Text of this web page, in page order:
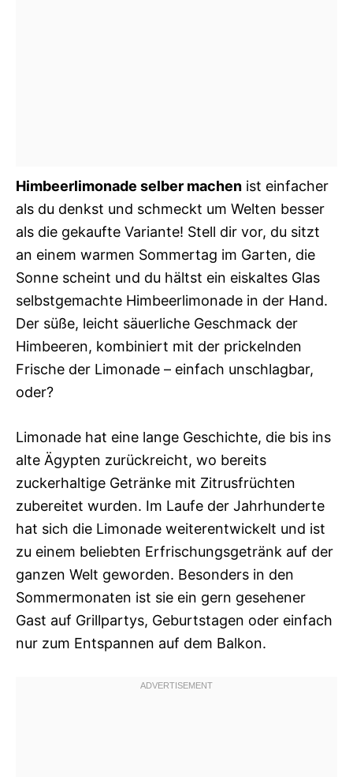
Himbeerlimonade selber machen ist einfacher
als du denkst und schmeckt um Welten besser
als die gekaufte Variante! Stell dir vor, du sitzt
an einem warmen Sommertag im Garten, die
Sonne scheint und du hältst ein eiskaltes Glas
selbstgemachte Himbeerlimonade in der Hand.
Der süße, leicht säuerliche Geschmack der
Himbeeren, kombiniert mit der prickelnden
Frische der Limonade – einfach unschlagbar,
oder?
Limonade hat eine lange Geschichte, die bis ins
alte Ägypten zurückreicht, wo bereits
zuckerhaltige Getränke mit Zitrusfrüchten
zubereitet wurden. Im Laufe der Jahrhunderte
hat sich die Limonade weiterentwickelt und ist
zu einem beliebten Erfrischungsgetränk auf der
ganzen Welt geworden. Besonders in den
Sommermonaten ist sie ein gern gesehener
Gast auf Grillpartys, Geburtstagen oder einfach
nur zum Entspannen auf dem Balkon.